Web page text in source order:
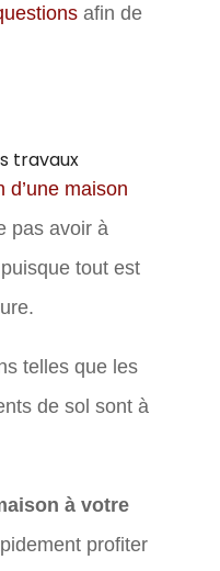
afin de
travaux
d’une maison
pas avoir à
tout est
telles que les
de sol sont à
à votre
profiter